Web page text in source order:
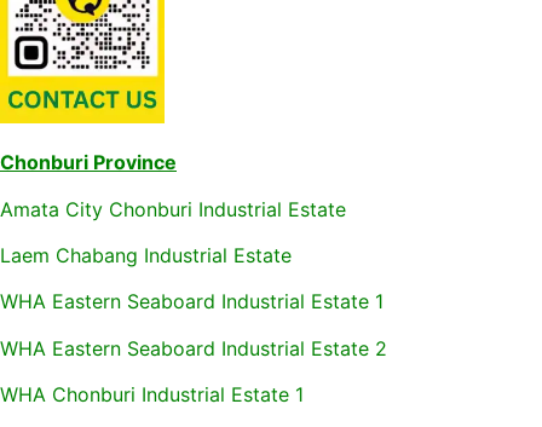
Chonburi Province
Amata City Chonburi Industrial Estate
Laem Chabang Industrial Estate
WHA Eastern Seaboard Industrial Estate 1
WHA Eastern Seaboard Industrial Estate 2
WHA Chonburi Industrial Estate 1